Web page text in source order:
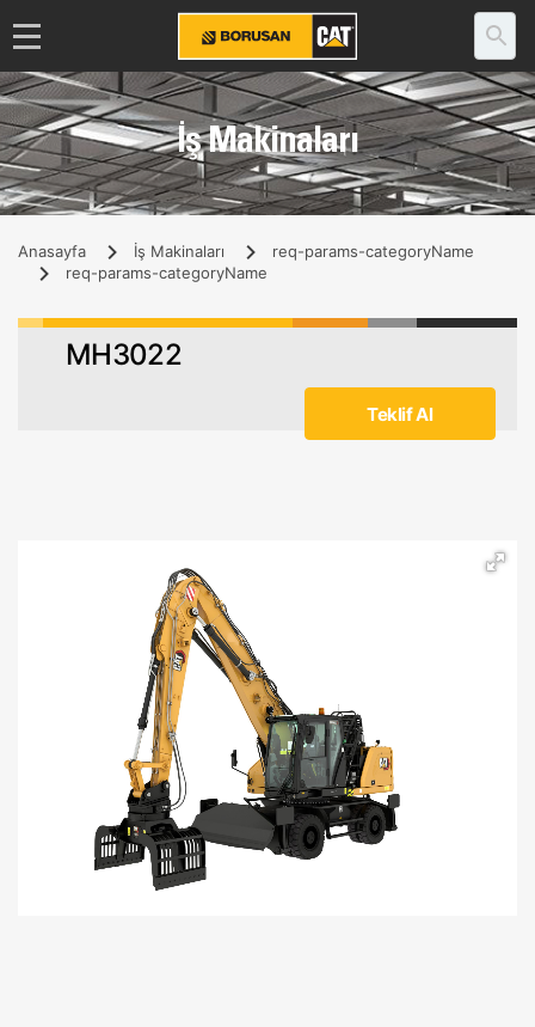
İş Makinaları
Anasayfa İş Makinaları
req-params-categoryName
req-params-categoryName
MH3022
Teklif Al